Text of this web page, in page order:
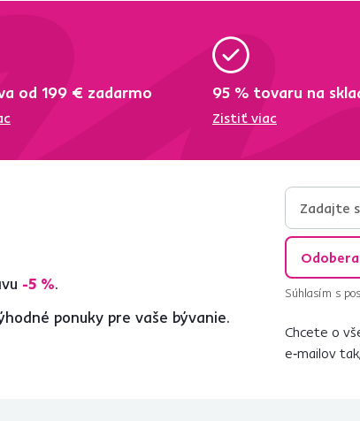
od 199 € zadarmo 95 % tovaru na
Zistiť viac
-5 %.
ponuky pre vaše bývanie.
Súhlasím s
Chcete o
e‑mailov